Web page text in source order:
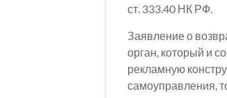
ст. 333.40 НК РФ.
Заявление о
орган, который и
рекламную
самоуправления,